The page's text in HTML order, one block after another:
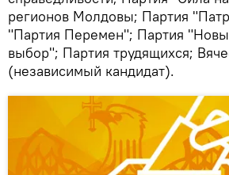
регионов Молдовы; Партия
"Партия Перемен"; Партия
выбор"; Партия трудящихся;
(независимый кандидат).